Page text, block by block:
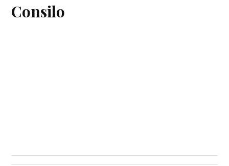
Consilo